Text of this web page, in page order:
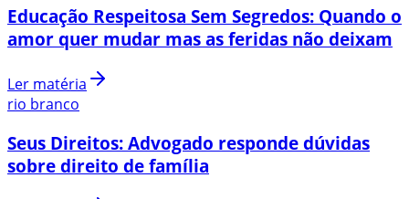
Educação Respeitosa Sem Segredos: Quando o
amor quer mudar mas as feridas não deixam
Ler matéria
rio branco
Seus Direitos: Advogado responde dúvidas
sobre direito de família